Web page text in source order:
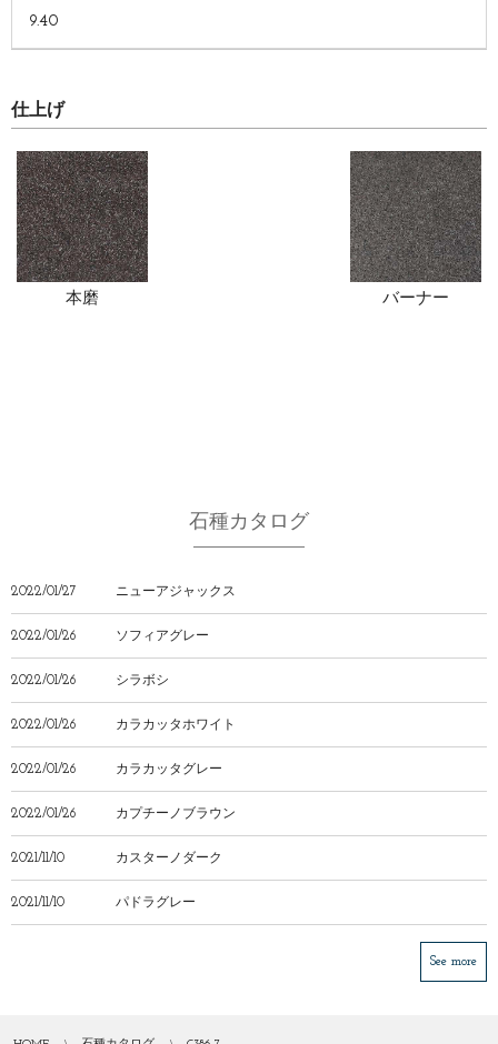
9.40
仕上げ
本磨 バーナー
石種カタログ
2022/01/27 ニューアジャックス
2022/01/26 ソフィアグレー
2022/01/26 シラボシ
2022/01/26 カラカッタホワイト
2022/01/26 カラカッタグレー
2022/01/26 カプチーノブラウン
2021/11/10 カスターノダーク
2021/11/10 パドラグレー
See more